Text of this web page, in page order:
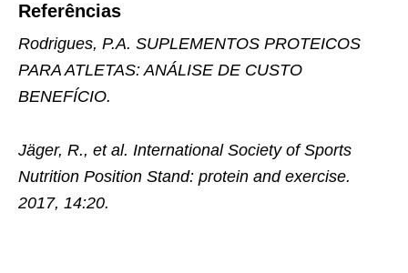
Referências
Rodrigues, P.A. SUPLEMENTOS PROTEICOS
PARA ATLETAS: ANÁLISE DE CUSTO
BENEFÍCIO.
Jäger, R., et al. International Society of Sports
Nutrition Position Stand: protein and exercise.
2017, 14:20.